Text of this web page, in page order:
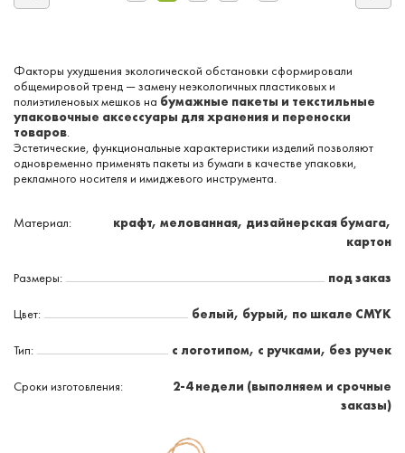
Факторы ухудшения экологической обстановки сформировали
общемировой тренд — замену неэкологичных пластиковых и
полиэтиленовых мешков на бумажные пакеты и текстильные
упаковочные аксессуары для хранения и переноски
товаров.
Эстетические, функциональные характеристики изделий позволяют
одновременно применять пакеты из бумаги в качестве упаковки,
рекламного носителя и имиджевого инструмента.
Материал:
крафт, мелованная, дизайнерская бумага,
картон
Размеры: под заказ
Цвет: белый, бурый, по шкале CMYK
Тип: с логотипом, с ручками, без ручек
Сроки изготовления:
2-4 недели (выполняем и срочные
заказы)